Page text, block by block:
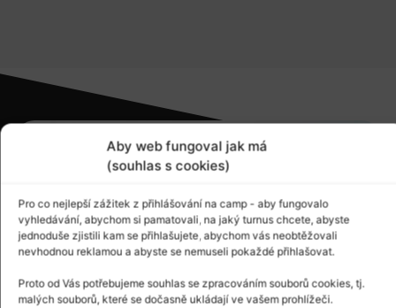
Aby web fungoval jak má
(souhlas s cookies)
Pro co nejlepší zážitek z přihlášování na camp - aby fungovalo
vyhledávání, abychom si pamatovali, na jaký turnus chcete, abyste
jednoduše zjistili kam se přihlašujete, abychom vás neobtěžovali
nevhodnou reklamou a abyste se nemuseli pokaždé přihlašovat.
Proto od Vás potřebujeme souhlas se zpracováním souborů cookies, tj.
malých souborů, které se dočasně ukládají ve vašem prohlížeči.